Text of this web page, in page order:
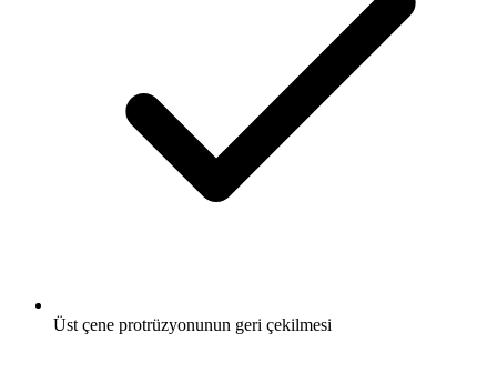
Üst çene protrüzyonunun geri çekilmesi